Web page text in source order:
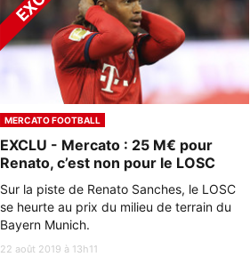
MERCATO FOOTBALL
EXCLU - Mercato : 25 M€ pour
Renato, c’est non pour le LOSC
Sur la piste de Renato Sanches, le LOSC
se heurte au prix du milieu de terrain du
Bayern Munich.
22 août 2019 à 13h11